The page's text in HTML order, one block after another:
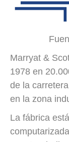
Marryat &
1978 en
de la
en la zona
La fábrica